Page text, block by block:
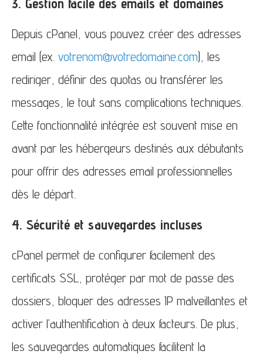
Depuis cPanel, vous pouvez créer des adresses
email (ex. votrenom@votredomaine.com), les
rediriger, définir des quotas ou transférer les
messages, le tout sans complications techniques.
Cette fonctionnalité intégrée est souvent mise en
avant par les hébergeurs destinés aux débutants
pour offrir des adresses email professionnelles
dès le départ.
4. Sécurité et sauvegardes incluses
cPanel permet de configurer facilement des
certificats SSL, protéger par mot de passe des
dossiers, bloquer des adresses IP malveillantes et
activer l’authentification à deux facteurs. De plus,
les sauvegardes automatiques facilitent la